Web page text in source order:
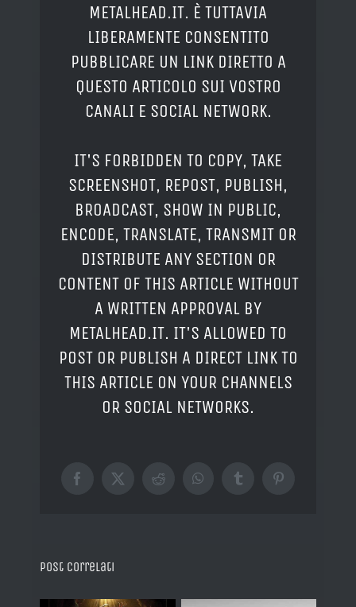
METALHEAD.IT. È TUTTAVIA
LIBERAMENTE CONSENTITO
PUBBLICARE UN LINK DIRETTO A
QUESTO ARTICOLO SUI VOSTRO
CANALI E SOCIAL NETWORK.
IT'S FORBIDDEN TO COPY, TAKE
SCREENSHOT, REPOST, PUBLISH,
BROADCAST, SHOW IN PUBLIC,
ENCODE, TRANSLATE, TRANSMIT OR
DISTRIBUTE ANY SECTION OR
CONTENT OF THIS ARTICLE WITHOUT
A WRITTEN APPROVAL BY
METALHEAD.IT. IT'S ALLOWED TO
POST OR PUBLISH A DIRECT LINK TO
THIS ARTICLE ON YOUR CHANNELS
OR SOCIAL NETWORKS.
Facebook
X RedditWhatsAppTumblrPinterest
Post correlati